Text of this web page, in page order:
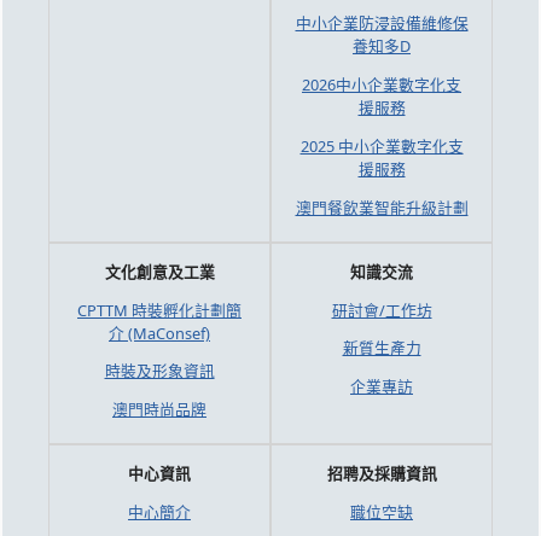
中小企業防浸設備維修保
養知多D
2026中小企業數字化支
援服務
2025 中小企業數字化支
援服務
澳門餐飲業智能升級計劃
文化創意及工業
CPTTM 時裝孵化計劃簡
介 (MaConsef)
時裝及形象資訊
澳門時尚品牌
知識交流
研討會/工作坊
新質生產力
企業專訪
中心資訊
中心簡介
招聘及採購資訊
職位空缺